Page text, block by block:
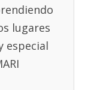
lugares
especial